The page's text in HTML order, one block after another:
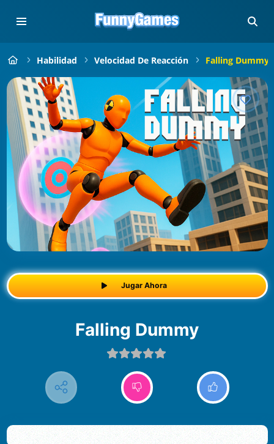
Habilidad Velocidad De Reacción Falling Dummy
Jugar Ahora
Falling Dummy